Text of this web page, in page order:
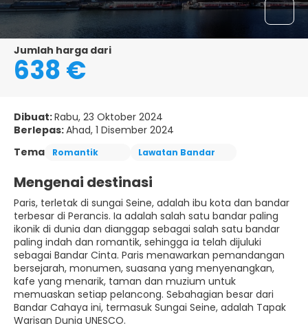
Jumlah harga dari
638 €
Dibuat:Rabu, 23 Oktober 2024
Berlepas:Ahad, 1 Disember 2024
Tema
Romantik Lawatan Bandar
Mengenai destinasi
Paris, terletak di sungai Seine, adalah ibu kota dan bandar
terbesar di Perancis. Ia adalah salah satu bandar paling
ikonik di dunia dan dianggap sebagai salah satu bandar
paling indah dan romantik, sehingga ia telah dijuluki
sebagai Bandar Cinta. Paris menawarkan pemandangan
bersejarah, monumen, suasana yang menyenangkan,
kafe yang menarik, taman dan muzium untuk
memuaskan setiap pelancong. Sebahagian besar dari
Bandar Cahaya ini, termasuk Sungai Seine, adalah Tapak
Warisan Dunia UNESCO.